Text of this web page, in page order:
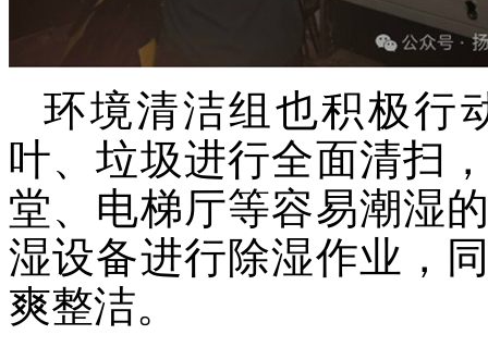
环境清洁组也积极行
叶、垃圾进行全面清扫
堂、电梯厅等容易潮湿
湿设备进行除湿作业，
爽整洁。